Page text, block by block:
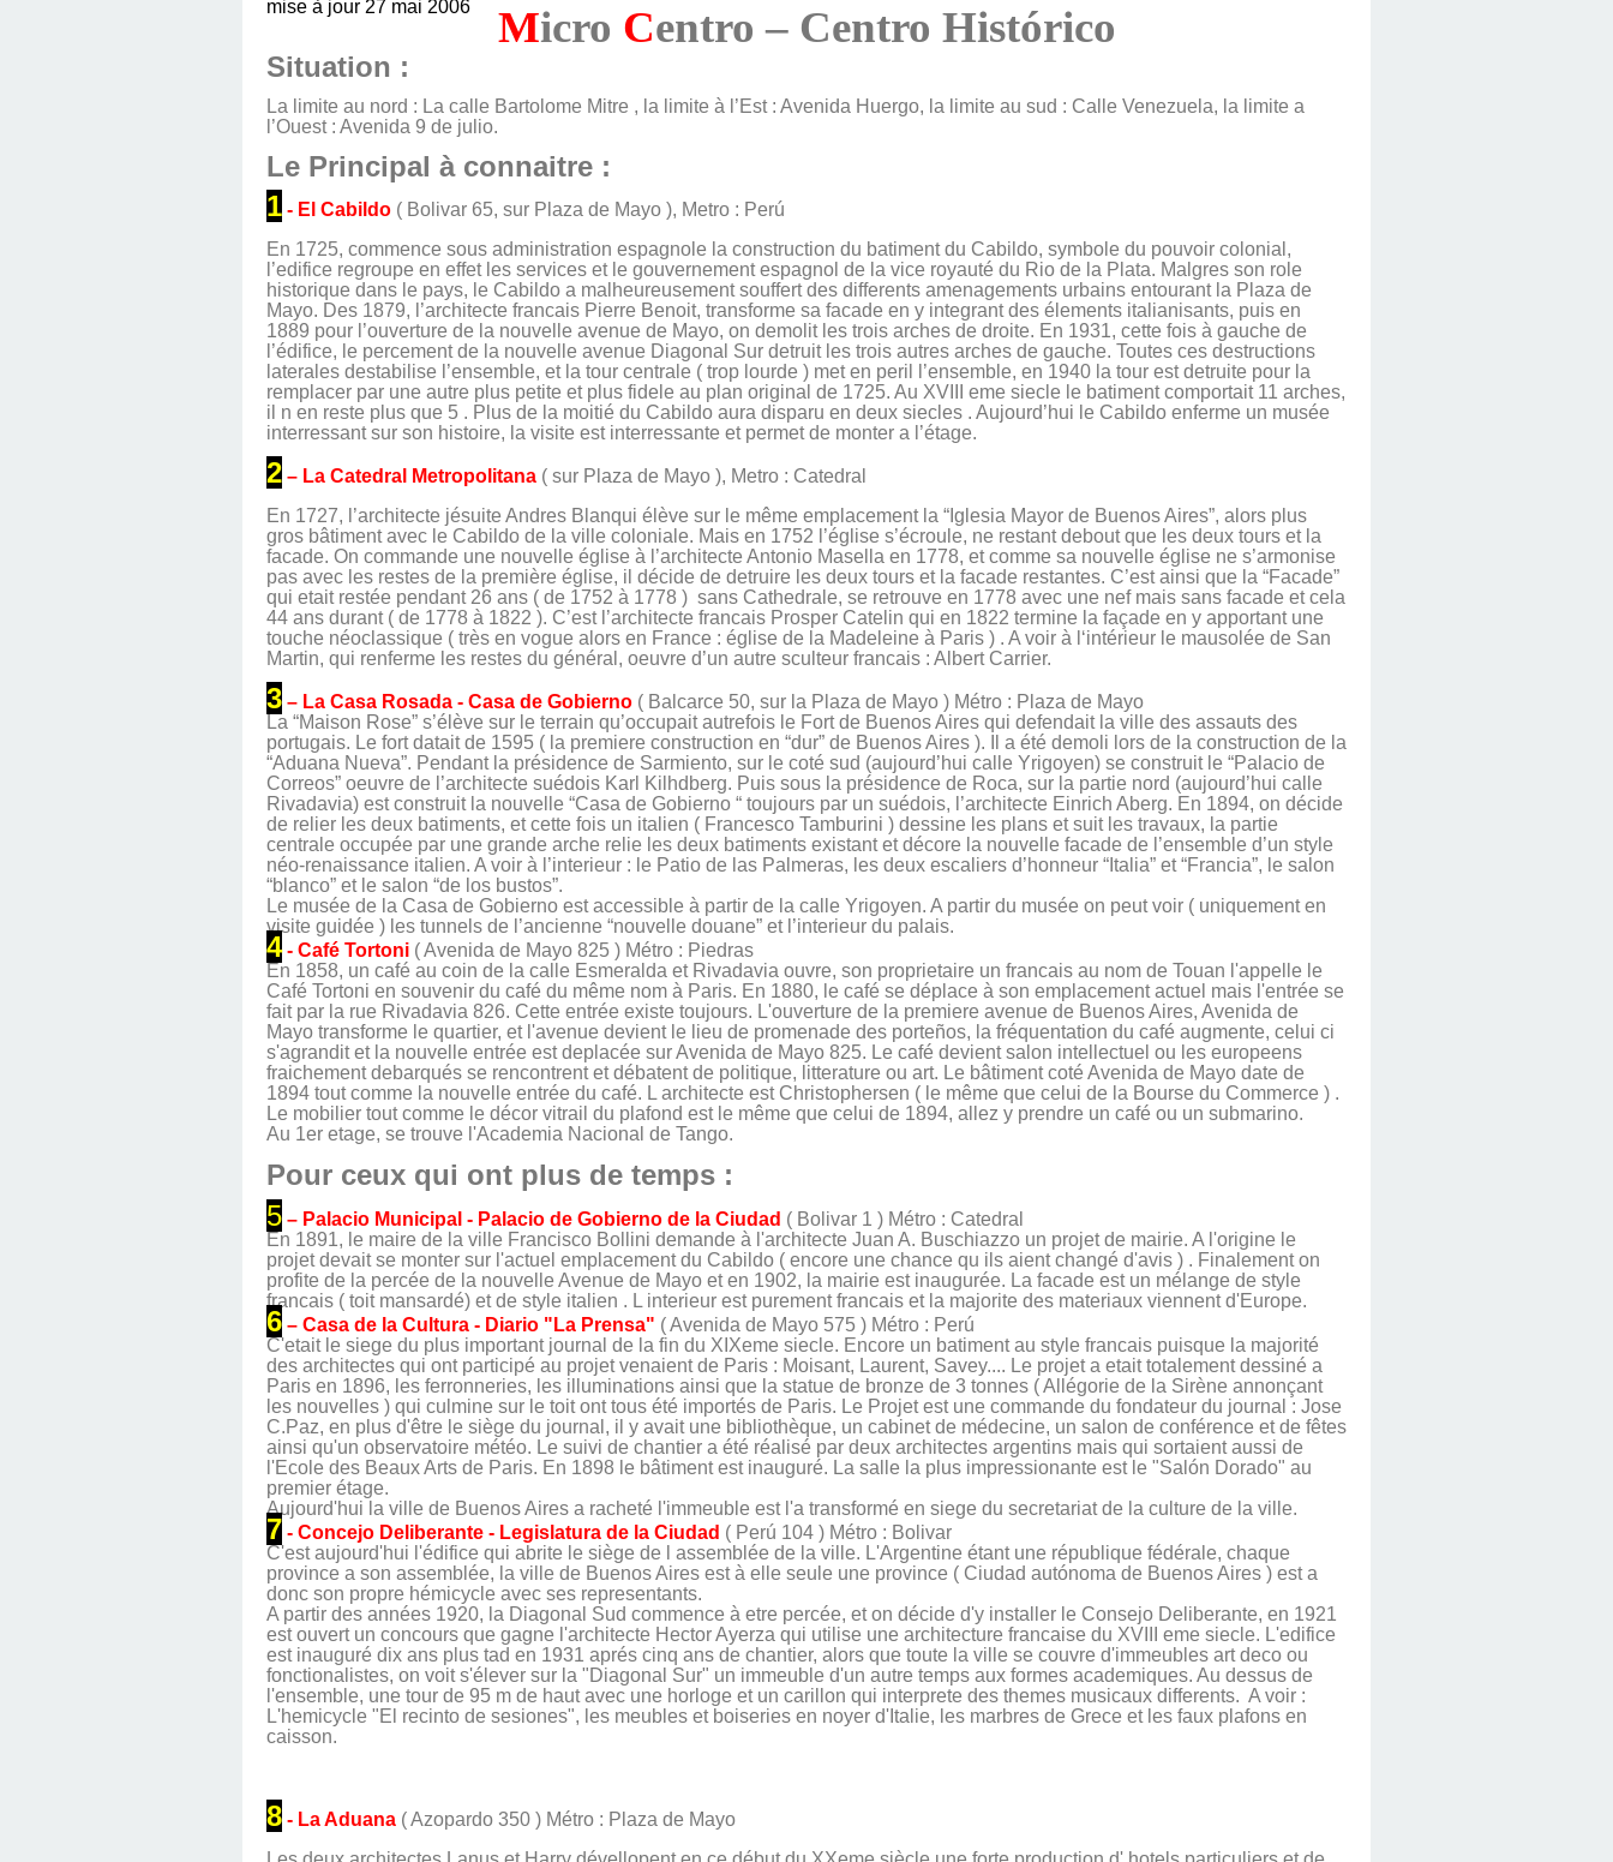
mise à jour 27 mai 2006 Micro Centro – Centro Histórico
Situation :
La limite au nord : La calle Bartolome Mitre , la limite à l’Est : Avenida Huergo, la limite au sud : Calle Venezuela, la limite a
l’Ouest : Avenida 9 de julio.
Le Principal à connaitre :
1 - El Cabildo ( Bolivar 65, sur Plaza de Mayo ), Metro : Perú
En 1725, commence sous administration espagnole la construction du batiment du Cabildo, symbole du pouvoir colonial,
l’edifice regroupe en effet les services et le gouvernement espagnol de la vice royauté du Rio de la Plata. Malgres son role
historique dans le pays, le Cabildo a malheureusement souffert des differents amenagements urbains entourant la Plaza de
Mayo. Des 1879, l’architecte francais Pierre Benoit, transforme sa facade en y integrant des élements italianisants, puis en
1889 pour l’ouverture de la nouvelle avenue de Mayo, on demolit les trois arches de droite. En 1931, cette fois à gauche de
l’édifice, le percement de la nouvelle avenue Diagonal Sur detruit les trois autres arches de gauche. Toutes ces destructions
laterales destabilise l’ensemble, et la tour centrale ( trop lourde ) met en peril l’ensemble, en 1940 la tour est detruite pour la
remplacer par une autre plus petite et plus fidele au plan original de 1725. Au XVIII eme siecle le batiment comportait 11 arches,
il n en reste plus que 5 . Plus de la moitié du Cabildo aura disparu en deux siecles . Aujourd’hui le Cabildo enferme un musée
interressant sur son histoire, la visite est interressante et permet de monter a l’étage.
2 – La Catedral Metropolitana ( sur Plaza de Mayo ), Metro : Catedral
En 1727, l’architecte jésuite Andres Blanqui élève sur le même emplacement la “Iglesia Mayor de Buenos Aires”, alors plus
gros bâtiment avec le Cabildo de la ville coloniale. Mais en 1752 l’église s’écroule, ne restant debout que les deux tours et la
facade. On commande une nouvelle église à l’architecte Antonio Masella en 1778, et comme sa nouvelle église ne s’armonise
pas avec les restes de la première église, il décide de detruire les deux tours et la facade restantes. C’est ainsi que la “Facade”
qui etait restée pendant 26 ans ( de 1752 à 1778 ) sans Cathedrale, se retrouve en 1778 avec une nef mais sans facade et cela
44 ans durant ( de 1778 à 1822 ). C’est l’architecte francais Prosper Catelin qui en 1822 termine la façade en y apportant une
touche néoclassique ( très en vogue alors en France : église de la Madeleine à Paris ) . A voir à l‘intérieur le mausolée de San
Martin, qui renferme les restes du général, oeuvre d’un autre sculteur francais : Albert Carrier.
3 – La Casa Rosada - Casa de Gobierno ( Balcarce 50, sur la Plaza de Mayo ) Métro : Plaza de Mayo
La “Maison Rose” s’élève sur le terrain qu’occupait autrefois le Fort de Buenos Aires qui defendait la ville des assauts des
portugais. Le fort datait de 1595 ( la premiere construction en “dur” de Buenos Aires ). Il a été demoli lors de la construction de la
“Aduana Nueva”. Pendant la présidence de Sarmiento, sur le coté sud (aujourd’hui calle Yrigoyen) se construit le “Palacio de
Correos” oeuvre de l’architecte suédois Karl Kilhdberg. Puis sous la présidence de Roca, sur la partie nord (aujourd’hui calle
Rivadavia) est construit la nouvelle “Casa de Gobierno “ toujours par un suédois, l’architecte Einrich Aberg. En 1894, on décide
de relier les deux batiments, et cette fois un italien ( Francesco Tamburini ) dessine les plans et suit les travaux, la partie
centrale occupée par une grande arche relie les deux batiments existant et décore la nouvelle facade de l’ensemble d’un style
néo-renaissance italien. A voir à l’interieur : le Patio de las Palmeras, les deux escaliers d’honneur “Italia” et “Francia”, le salon
“blanco” et le salon “de los bustos”.
Le musée de la Casa de Gobierno est accessible à partir de la calle Yrigoyen. A partir du musée on peut voir ( uniquement en
visite guidée ) les tunnels de l’ancienne “nouvelle douane” et l’interieur du palais.
4 - Café Tortoni ( Avenida de Mayo 825 ) Métro : Piedras
En 1858, un café au coin de la calle Esmeralda et Rivadavia ouvre, son proprietaire un francais au nom de Touan l'appelle le
Café Tortoni en souvenir du café du même nom à Paris. En 1880, le café se déplace à son emplacement actuel mais l'entrée se
fait par la rue Rivadavia 826. Cette entrée existe toujours. L'ouverture de la premiere avenue de Buenos Aires, Avenida de
Mayo transforme le quartier, et l'avenue devient le lieu de promenade des porteños, la fréquentation du café augmente, celui ci
s'agrandit et la nouvelle entrée est deplacée sur Avenida de Mayo 825. Le café devient salon intellectuel ou les europeens
fraichement debarqués se rencontrent et débatent de politique, litterature ou art. Le bâtiment coté Avenida de Mayo date de
1894 tout comme la nouvelle entrée du café. L architecte est Christophersen ( le même que celui de la Bourse du Commerce ) .
Le mobilier tout comme le décor vitrail du plafond est le même que celui de 1894, allez y prendre un café ou un submarino.
Au 1er etage, se trouve l'Academia Nacional de Tango.
Pour ceux qui ont plus de temps :
5 – Palacio Municipal - Palacio de Gobierno de la Ciudad ( Bolivar 1 ) Métro : Catedral
En 1891, le maire de la ville Francisco Bollini demande à l'architecte Juan A. Buschiazzo un projet de mairie. A l'origine le
projet devait se monter sur l'actuel emplacement du Cabildo ( encore une chance qu ils aient changé d'avis ) . Finalement on
profite de la percée de la nouvelle Avenue de Mayo et en 1902, la mairie est inaugurée. La facade est un mélange de style
francais ( toit mansardé) et de style italien . L interieur est purement francais et la majorite des materiaux viennent d'Europe.
6 – Casa de la Cultura - Diario "La Prensa" ( Avenida de Mayo 575 ) Métro : Perú
C'etait le siege du plus important journal de la fin du XIXeme siecle. Encore un batiment au style francais puisque la majorité
des architectes qui ont participé au projet venaient de Paris : Moisant, Laurent, Savey.... Le projet a etait totalement dessiné a
Paris en 1896, les ferronneries, les illuminations ainsi que la statue de bronze de 3 tonnes ( Allégorie de la Sirène annonçant
les nouvelles ) qui culmine sur le toit ont tous été importés de Paris. Le Projet est une commande du fondateur du journal : Jose
C.Paz, en plus d'être le siège du journal, il y avait une bibliothèque, un cabinet de médecine, un salon de conférence et de fêtes
ainsi qu'un observatoire météo. Le suivi de chantier a été réalisé par deux architectes argentins mais qui sortaient aussi de
l'Ecole des Beaux Arts de Paris. En 1898 le bâtiment est inauguré. La salle la plus impressionante est le "Salón Dorado" au
premier étage.
Aujourd'hui la ville de Buenos Aires a racheté l'immeuble est l'a transformé en siege du secretariat de la culture de la ville.
7 - Concejo Deliberante - Legislatura de la Ciudad ( Perú 104 ) Métro : Bolivar
C'est aujourd'hui l'édifice qui abrite le siège de l assemblée de la ville. L'Argentine étant une république fédérale, chaque
province a son assemblée, la ville de Buenos Aires est à elle seule une province ( Ciudad autónoma de Buenos Aires ) est a
donc son propre hémicycle avec ses representants.
A partir des années 1920, la Diagonal Sud commence à etre percée, et on décide d'y installer le Consejo Deliberante, en 1921
est ouvert un concours que gagne l'architecte Hector Ayerza qui utilise une architecture francaise du XVIII eme siecle. L'edifice
est inauguré dix ans plus tad en 1931 aprés cinq ans de chantier, alors que toute la ville se couvre d'immeubles art deco ou
fonctionalistes, on voit s'élever sur la "Diagonal Sur" un immeuble d'un autre temps aux formes academiques. Au dessus de
l'ensemble, une tour de 95 m de haut avec une horloge et un carillon qui interprete des themes musicaux differents. A voir :
L'hemicycle "El recinto de sesiones", les meubles et boiseries en noyer d'Italie, les marbres de Grece et les faux plafons en
caisson.
8 - La Aduana ( Azopardo 350 ) Métro : Plaza de Mayo